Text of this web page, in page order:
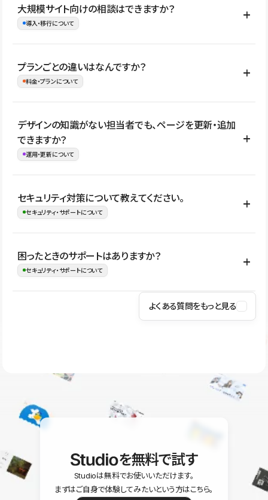
はい。既存サイトの構成やコンテンツ、URLを整理したうえで、
Studio上に再構築する形で移行できます。 WordPressの場合は、
イト全体のデザインや設定がそのまま移行されるわけではないた
め、移行後にページ構成やデザイン、CMS設計、URL・リダイレク
大規模サイト向けの相談はできますか？
導入・移行について
はい。アクセス規模が大きいサイトや、複数部門での運用、権限管
理、セキュリティ確認、既存システムとの連携など、個別の要件が
ない段階でも、お問い合わせください。
お問合せはこちら
プランごとの違いはなんですか？
料金・プランについて
公開ページ数、バージョン履歴の期間、CMS利用数の上限、権限
管理の有無などがプランごとに異なります。詳しくは料金プランペ
ージをご覧ください。
デザインの知識がない担当者でも、ページを更新・追加
できますか？
運用・更新について
はい。CMSやコンポーネントを活用して更新範囲を設計しておく
ことで、デザインを崩しにくい状態で運用できます。 さらにコン
ながらレイアウトに影響を与えずに更新作業を進めやすくなりま
す。
セキュリティ対策について教えてください。
セキュリティ・サポートについて
Studioでは、公開サイトやサービスを安全に利用できるよう、通信
の暗号化、データ保護、アクセス管理、脆弱性対策など、複数の観
はSSL/TLSによる通信暗号化に対応しており、悪質なスクリプトの
困ったときのサポートはありますか？
セキュリティ・サポートについて
操作方法や機能については、ヘルプセンターでご確認いただけま
ユーザー同士で質問・相談できるコミュニティもご利用ください。
よくある質問をもっと見る
を無料で試す
Studioは無料でお使いいただけます。
まずはご自身で体験してみたいという方はこちら。